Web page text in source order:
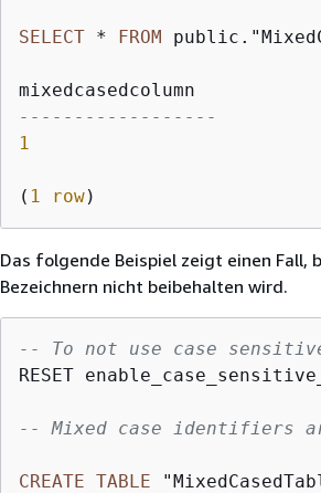
SELECT * FROM
------------------
1
( 1 row)
Das folgende Beispiel zeigt einen Fall,
Bezeichnern nicht beibehalten wird.
-- To not use case
RESET
-- Mixed case identifiers
CREATE TABLE